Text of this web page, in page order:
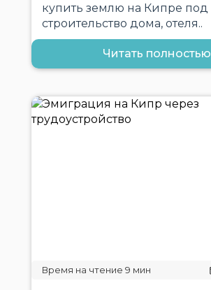
купить землю на Кипре под
строительство дома, отеля..
Читать полностью